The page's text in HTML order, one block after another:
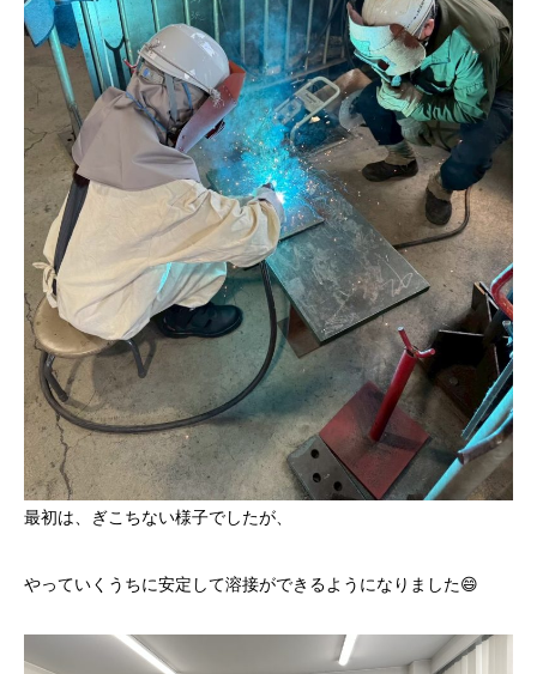
最初は、ぎこちない様子でしたが、
やっていくうちに安定して溶接ができるようになりました😄